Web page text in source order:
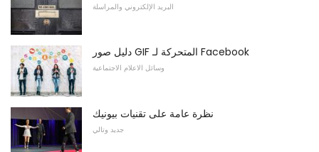
البريد الإلكتروني والمراسلة
دليل صور GIF المتحركة لـ Facebook
وسائل الاعلام الاجتماعية
نظرة عامة على تقنيات بيونيك
جديد وتالي